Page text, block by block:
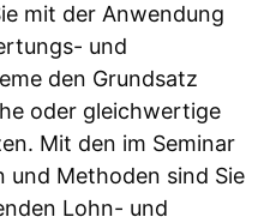
mit der Anwendung
und
den Grundsatz
oder gleichwertige
Mit den im Seminar
und Methoden sind Sie
Lohn- und